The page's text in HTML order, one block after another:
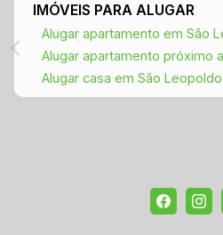
IMÓVEIS PARA ALUGAR
Alugar apartamento em São
Alugar apartamento próximo a
Alugar casa em São Leopoldo